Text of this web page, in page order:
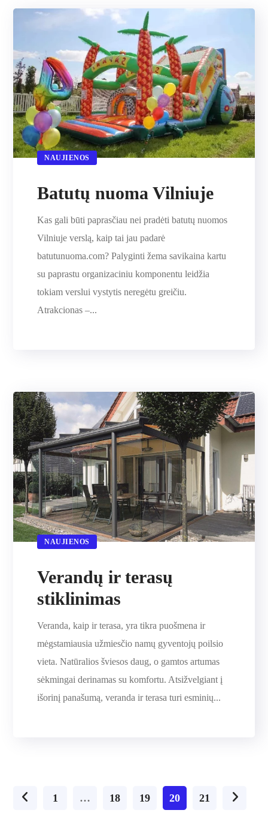
NAUJIENOS
Batutų nuoma Vilniuje
Kas gali būti paprasčiau nei pradėti batutų nuomos
Vilniuje verslą, kaip tai jau padarė
batutunuoma.com? Palyginti žema savikaina kartu
su paprastu organizaciniu komponentu leidžia
tokiam verslui vystytis neregėtu greičiu.
Atrakcionas –...
NAUJIENOS
Verandų ir terasų
stiklinimas
Veranda, kaip ir terasa, yra tikra puošmena ir
mėgstamiausia užmiesčio namų gyventojų poilsio
vieta. Natūralios šviesos daug, o gamtos artumas
sėkmingai derinamas su komfortu. Atsižvelgiant į
išorinį panašumą, veranda ir terasa turi esminių...
1 … 18 19 20 21